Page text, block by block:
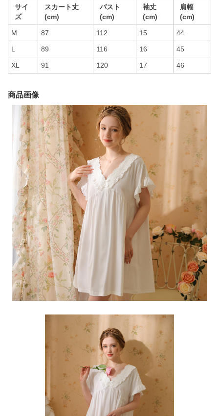
サイ
ズ
スカート丈
(cm)
バスト
(cm)
袖丈
(cm)
肩幅
(cm)
M 87 112 15 44
L 89 116 16 45
XL 91 120 17 46
商品画像